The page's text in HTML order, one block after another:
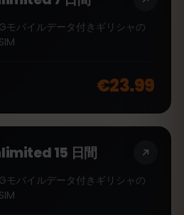
モバイルデータ付きギリシャの
€23.99
15 日間
モバイルデータ付きギリシャの